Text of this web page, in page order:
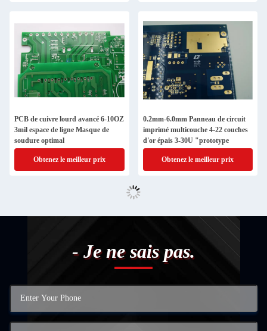
PCB de cuivre lourd avancé 6-10OZ
3mil espace de ligne Masque de
soudure optimal
Obtenez le meilleur prix
0.2mm-6.0mm Panneau de circuit
imprimé multicouche 4-22 couches
d'or épais 3-30U "prototype
Obtenez le meilleur prix
- Je ne sais pas.